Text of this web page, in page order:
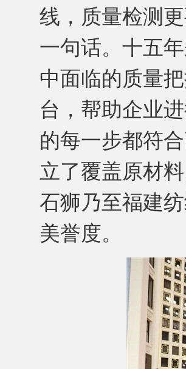
线，质量检测
一句话。十五
中面临的质量
台，帮助企业
的每一步都符
立了覆盖原材
石狮乃至福建
美誉度。